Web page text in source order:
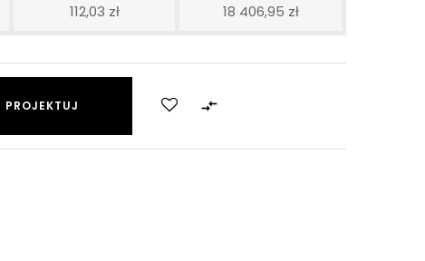
112,03 zł 18 406,95 zł
PROJEKTUJ 